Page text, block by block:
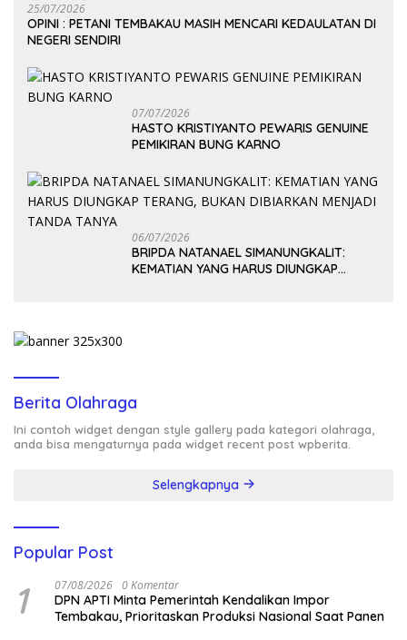
25/07/2026
OPINI : PETANI TEMBAKAU MASIH MENCARI KEDAULATAN DI
NEGERI SENDIRI
07/07/2026
HASTO KRISTIYANTO PEWARIS GENUINE
PEMIKIRAN BUNG KARNO
06/07/2026
BRIPDA NATANAEL SIMANUNGKALIT:
KEMATIAN YANG HARUS DIUNGKAP
Berita Olahraga
Ini contoh widget dengan style gallery pada kategori olahraga,
anda bisa mengaturnya pada widget recent post wpberita.
Selengkapnya
Popular Post
1 07/08/2026 0 Komentar
DPN APTI Minta Pemerintah Kendalikan Impor
Tembakau, Prioritaskan Produksi Nasional Saat Panen